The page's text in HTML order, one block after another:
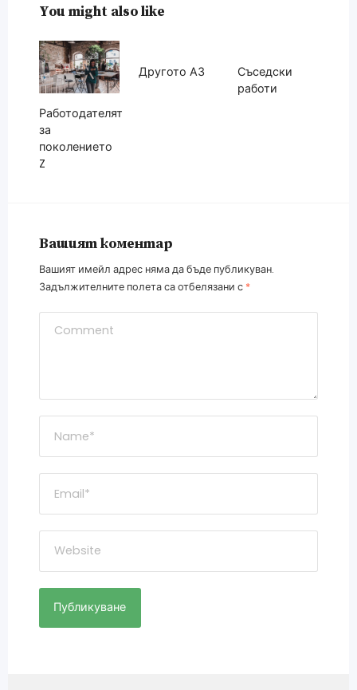
You might also like
Работодателят
за
поколението
Z
Другото АЗ
Съседски
работи
Вашият коментар
Вашият имейл адрес няма да бъде публикуван.
Задължителните полета са отбелязани с *